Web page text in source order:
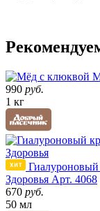
990 руб.
1 кг
Здоровья Арт. 4068
670 руб.
50 мл